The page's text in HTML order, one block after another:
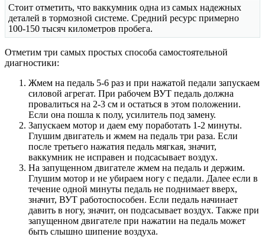
Стоит отметить, что ваккумник одна из самых надежных
деталей в тормозной системе. Средний ресурс примерно
100-150 тысяч километров пробега.
Отметим три самых простых способа самостоятельной
диагностики:
Жмем на педаль 5-6 раз и при нажатой педали запускаем
силовой агрегат. При рабочем ВУТ педаль должна
провалиться на 2-3 см и остаться в этом положении.
Если она пошла к полу, усилитель под замену.
Запускаем мотор и даем ему поработать 1-2 минуты.
Глушим двигатель и жмем на педаль три раза. Если
после третьего нажатия педаль мягкая, значит,
ваккумник не исправен и подсасывает воздух.
На запущенном двигателе жмем на педаль и держим.
Глушим мотор и не убираем ногу с педали. Далее если в
течение одной минуты педаль не поднимает вверх,
значит, ВУТ работоспособен. Если педаль начинает
давить в ногу, значит, он подсасывает воздух. Также при
запущенном двигателе при нажатии на педаль может
быть слышно шипение воздуха.